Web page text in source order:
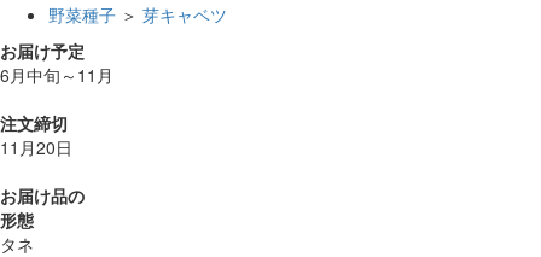
野菜種子 ＞ 芽キャベツ
お届け予定
6月中旬～11月
注文締切
11月20日
お届け品の
形態
タネ